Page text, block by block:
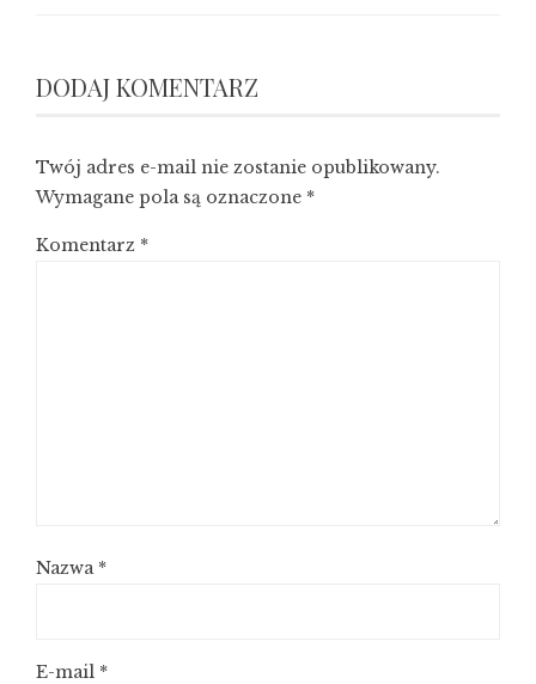
DODAJ KOMENTARZ
Twój adres e-mail nie zostanie opublikowany.
Wymagane pola są oznaczone *
Komentarz *
Nazwa *
E-mail *